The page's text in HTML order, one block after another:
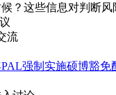
？这些信息对判断风
流
强制实施硕博豁